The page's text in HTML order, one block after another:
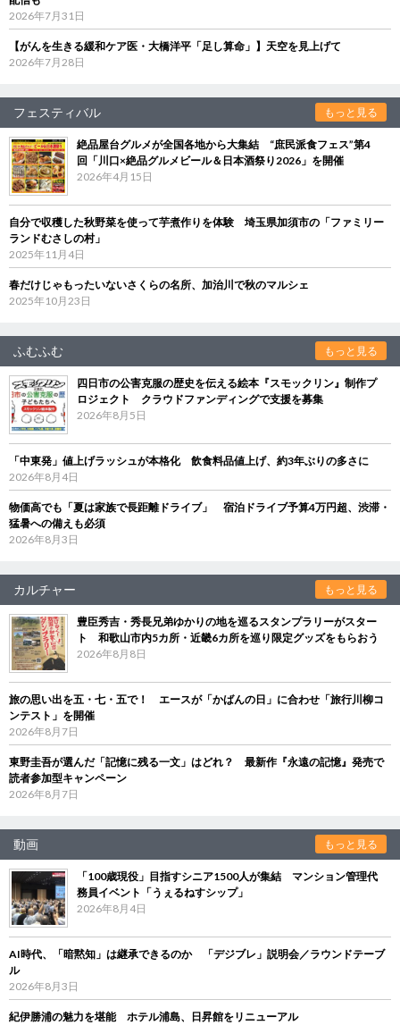
2026年7月31日
【がんを生きる緩和ケア医・大橋洋平「足し算命」】天空を見上げて
2026年7月28日
フェスティバル もっと見る
絶品屋台グルメが全国各地から大集結 “庶民派食フェス”第4
回「川口×絶品グルメビール＆日本酒祭り2026」を開催
2026年4月15日
自分で収穫した秋野菜を使って芋煮作りを体験 埼玉県加須市の「ファミリー
ランドむさしの村」
2025年11月4日
春だけじゃもったいないさくらの名所、加治川で秋のマルシェ
2025年10月23日
ふむふむ もっと見る
四日市の公害克服の歴史を伝える絵本『スモックリン』制作プ
ロジェクト クラウドファンディングで支援を募集
2026年8月5日
「中東発」値上げラッシュが本格化 飲食料品値上げ、約3年ぶりの多さに
2026年8月4日
物価高でも「夏は家族で長距離ドライブ」 宿泊ドライブ予算4万円超、渋滞・
猛暑への備えも必須
2026年8月3日
カルチャー もっと見る
豊臣秀吉・秀長兄弟ゆかりの地を巡るスタンプラリーがスター
ト 和歌山市内5カ所・近畿6カ所を巡り限定グッズをもらおう
2026年8月8日
旅の思い出を五・七・五で！ エースが「かばんの日」に合わせ「旅行川柳コ
ンテスト」を開催
2026年8月7日
東野圭吾が選んだ「記憶に残る一文」はどれ？ 最新作『永遠の記憶』発売で
読者参加型キャンペーン
2026年8月7日
動画 もっと見る
「100歳現役」目指すシニア1500人が集結 マンション管理代
務員イベント「うぇるねすシップ」
2026年8月4日
AI時代、「暗黙知」は継承できるのか 「デジブレ」説明会／ラウンドテーブ
ル
2026年8月3日
紀伊勝浦の魅力を堪能 ホテル浦島、日昇館をリニューアル